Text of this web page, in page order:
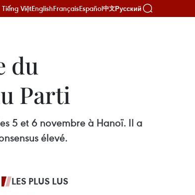
Tiếng ViệtEnglishFrançaisEspañol中文Русский
du
Parti
5 et 6 novembre à Hanoï. Il a
élevé.
LES PLUS LUS